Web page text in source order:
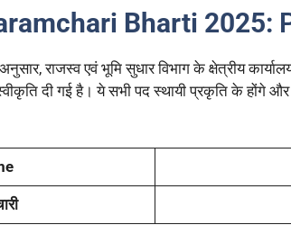
Bharti 2025:
राजस्व एवं भूमि सुधार विभाग के क्षेत्रीय
दी गई है। ये सभी पद स्थायी प्रकृति के होंगे और